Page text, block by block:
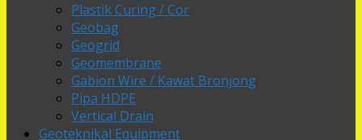
Plastik Curing / Cor
Geobag
Geogrid
Geomembrane
Gabion Wire / Kawat Bronjong
Pipa HDPE
Vertical Drain
Geoteknikal Equipment